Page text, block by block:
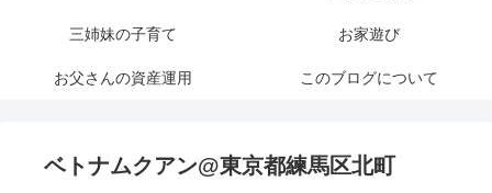
三姉妹の子育て お家遊び
お父さんの資産運用 このブログについて
ベトナムクアン@東京都練馬区北町